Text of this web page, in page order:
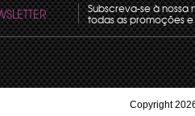
Subscreva-se à
todas as promoções
Copyright